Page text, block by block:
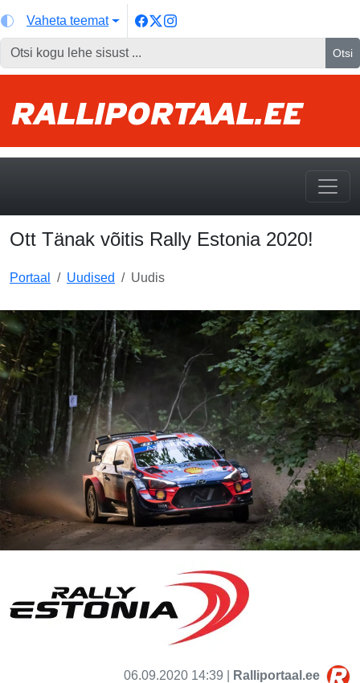
Vaheta teemat
Otsi
Ott Tänak võitis Rally Estonia 2020!
Portaal Uudised Uudis
06.09.2020 14:39 | Ralliportaal.ee